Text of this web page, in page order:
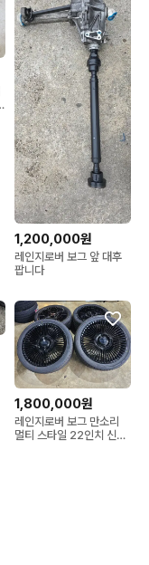
1,200,000원
레인지로버 보그 앞 대후
팝니다
1,800,000원
레인지로버 보그 만소리
멀티 스타일 22인치 신품